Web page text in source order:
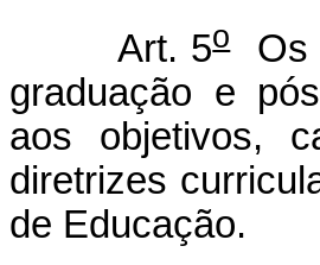
Art. 5oOs
graduação e
aos objetivos,
diretrizes
de Educação.